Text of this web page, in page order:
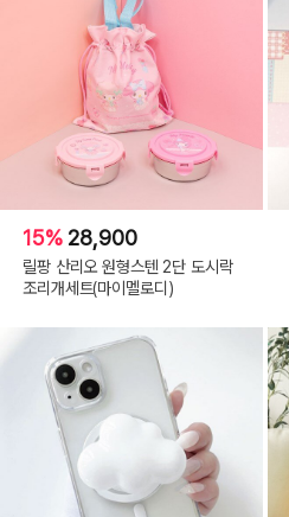
15% 28,900
릴팡 산리오 원형스텐 2단 도시락
조리개세트(마이멜로디)